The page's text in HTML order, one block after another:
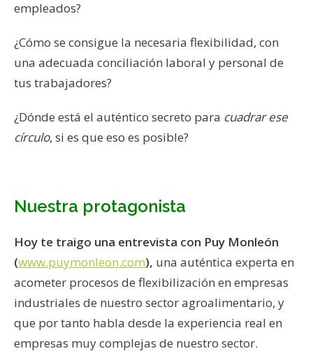
empleados?
¿Cómo se consigue la necesaria flexibilidad, con
una adecuada conciliación laboral y personal de
tus trabajadores?
¿Dónde está el auténtico secreto para cuadrar ese
círculo, si es que eso es posible?
Nuestra protagonista
Hoy te traigo una entrevista con Puy Monleón
(www.puymonleon.com), una auténtica experta en
acometer procesos de flexibilización en empresas
industriales de nuestro sector agroalimentario, y
que por tanto habla desde la experiencia real en
empresas muy complejas de nuestro sector.